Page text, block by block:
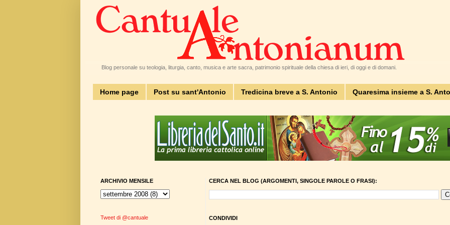
Blog personale su teologia, liturgia, canto, musica e arte sacra, patrimonio spirituale della chiesa di ieri, di oggi e di domani.
Home page Post su sant'Antonio Tredicina breve a S. Antonio Quaresima insieme a S.
CERCA NEL BLOG (ARGOMENTI, SINGOLE PAROLE O FRASI):
CONDIVIDI
ARCHIVIO MENSILE
Tweet di @cantuale